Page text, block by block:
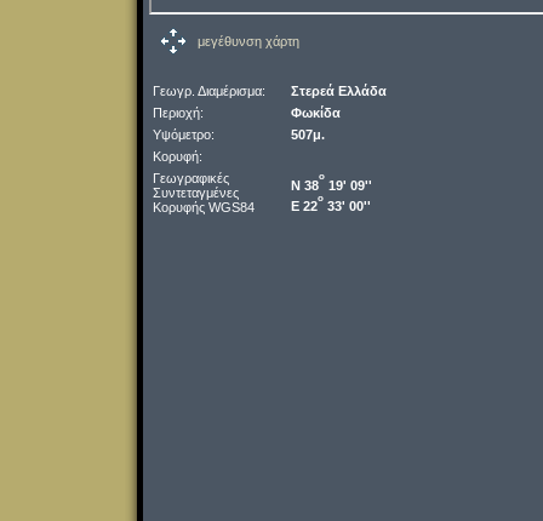
μεγέθυνση χάρτη
Γεωγρ. Διαμέρισμα:
Στερεά Ελλάδα
Περιοχή:
Φωκίδα
Υψόμετρο:
507μ.
Κορυφή:
Γεωγραφικές
Συντεταγμένες
Κορυφής WGS84
Ν 38
o
19' 09''
Ε 22
o
33' 00''